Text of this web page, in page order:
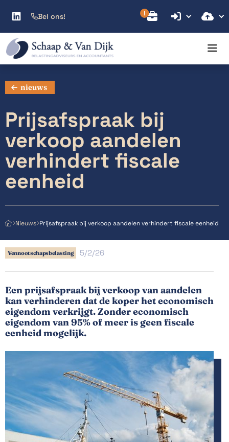
Bel ons!
  
nieuws
Prijsafspraak bij
verkoop aandelen
verhindert fiscale
eenheid
NieuwsPrijsafspraak bij verkoop aandelen verhindert fiscale eenheid
Vennootschapsbelasting 5/2/26
Een prijsafspraak bij verkoop van aandelen
kan verhinderen dat de koper het economisch
eigendom verkrijgt. Zonder economisch
eigendom van 95% of meer is geen fiscale
eenheid mogelijk.